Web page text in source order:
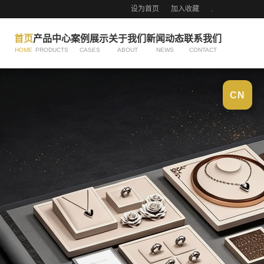
设为首页 加入收藏 .
首页
HOME
产品中心
PRODUCTS
案例展示
CASES
关于我们
ABOUT
新闻动态
NEWS
联系我们
CONTACT
CN